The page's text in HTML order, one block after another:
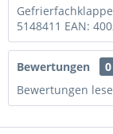
5148411 EAN:
Bewertungen
0
Bewertungen